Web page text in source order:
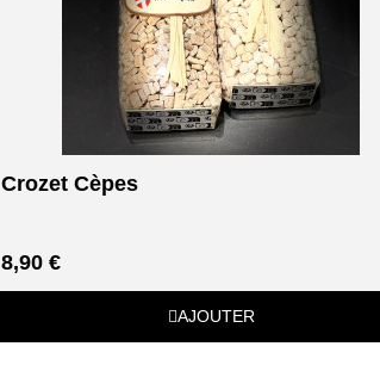
Crozet Cèpes
8,90 €
AJOUTER